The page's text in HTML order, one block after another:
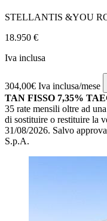
STELLANTIS &YOU
18.950 €
Iva inclusa
304,00€ Iva inclusa/mese
TAN FISSO 7,35%
35 rate mensili oltre ad
di sostituire o restituire la
31/08/2026. Salvo
S.p.A.